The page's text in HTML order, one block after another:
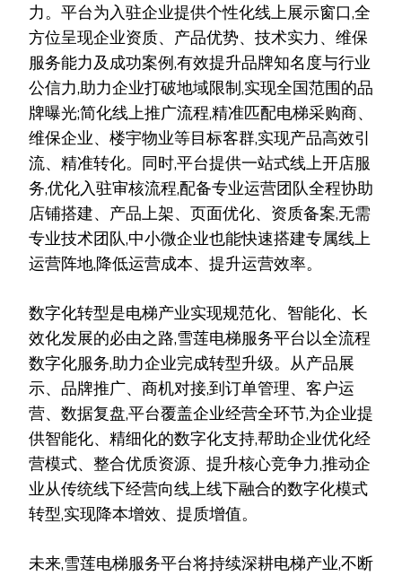
力。平台为入驻企业提供个性化线上展示窗口,全
方位呈现企业资质、产品优势、技术实力、维保
服务能力及成功案例,有效提升品牌知名度与行业
公信力,助力企业打破地域限制,实现全国范围的品
牌曝光;简化线上推广流程,精准匹配电梯采购商、
维保企业、楼宇物业等目标客群,实现产品高效引
流、精准转化。同时,平台提供一站式线上开店服
务,优化入驻审核流程,配备专业运营团队全程协助
店铺搭建、产品上架、页面优化、资质备案,无需
专业技术团队,中小微企业也能快速搭建专属线上
运营阵地,降低运营成本、提升运营效率。
数字化转型是电梯产业实现规范化、智能化、长
效化发展的必由之路,雪莲电梯服务平台以全流程
数字化服务,助力企业完成转型升级。从产品展
示、品牌推广、商机对接,到订单管理、客户运
营、数据复盘,平台覆盖企业经营全环节,为企业提
供智能化、精细化的数字化支持,帮助企业优化经
营模式、整合优质资源、提升核心竞争力,推动企
业从传统线下经营向线上线下融合的数字化模式
转型,实现降本增效、提质增值。
未来,雪莲电梯服务平台将持续深耕电梯产业,不断